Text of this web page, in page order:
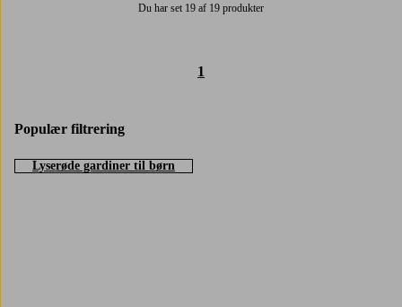
Du har set 19 af 19 produkter
1
Populær filtrering
Lyserøde gardiner til børn